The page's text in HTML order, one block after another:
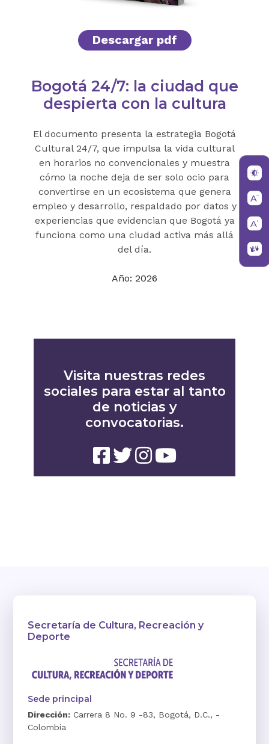
Descargar pdf
Bogotá 24/7: la ciudad que
despierta con la cultura
El documento presenta la estrategia Bogotá
Cultural 24/7, que impulsa la vida cultural
en horarios no convencionales y muestra
cómo la noche deja de ser solo ocio para
convertirse en un ecosistema que genera
empleo y desarrollo, respaldado por datos y
experiencias que evidencian que Bogotá ya
funciona como una ciudad activa más allá
del día.
Año: 2026
Visita nuestras redes
sociales para estar al tanto
de noticias y
convocatorias.
Secretaría de Cultura, Recreación y
Deporte
Sede principal
Dirección: Carrera 8 No. 9 -83, Bogotá, D.C., -
Colombia